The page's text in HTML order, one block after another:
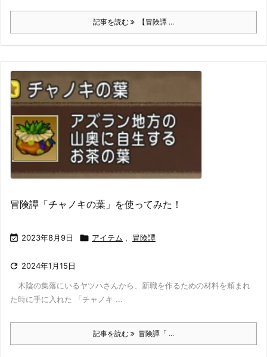
記事を読む 【冒険譚 ...
冒険譚「チャノキの葉」を使ってみた！
 2023年8月9日  アイテム , 冒険譚
 2024年1月15日
木陰の集落にいるヤツハさんから、新職を作るための材料を頼まれ
た時に手に入れた 「チャノキ ...
記事を読む 冒険譚「 ...